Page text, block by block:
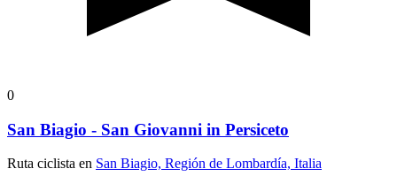
0
San Biagio - San Giovanni in Persiceto
Ruta ciclista en San Biagio, Región de Lombardía, Italia